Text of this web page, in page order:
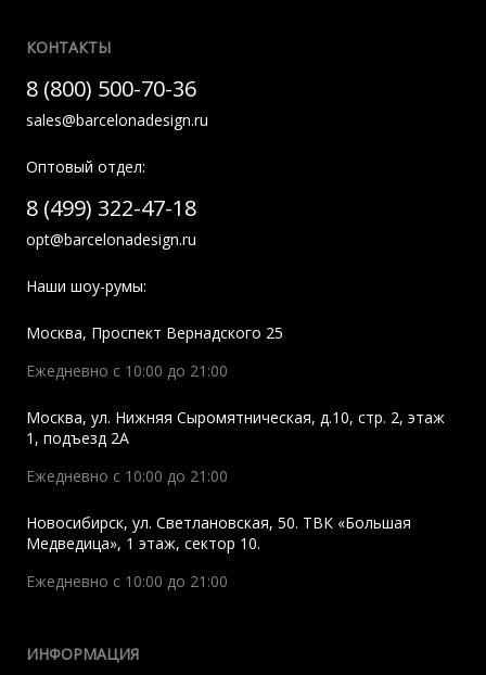
КОНТАКТЫ
8 (800) 500-70-36
sales@barcelonadesign.ru
Оптовый отдел:
8 (499) 322-47-18
opt@barcelonadesign.ru
Наши шоу-румы:
Москва, Проспект Вернадского 25
Ежедневно с 10:00 до 21:00
Москва, ул. Нижняя Сыромятническая, д.10, стр. 2, этаж
1, подъезд 2A
Ежедневно с 10:00 до 21:00
Новосибирск, ул. Светлановская, 50. ТВК «Большая
Медведица», 1 этаж, сектор 10.
Ежедневно с 10:00 до 21:00
ИНФОРМАЦИЯ